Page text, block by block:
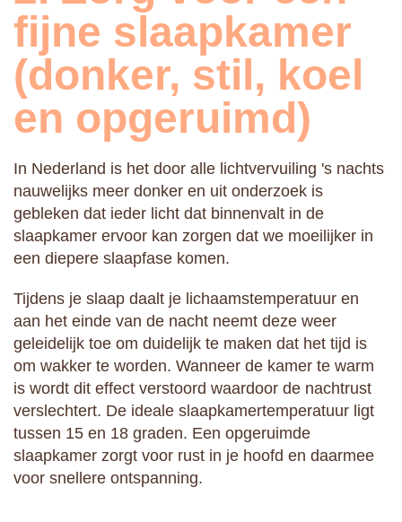
fijne slaapkamer
(donker, stil, koel
en opgeruimd)
In Nederland is het door alle lichtvervuiling 's nachts
nauwelijks meer donker en uit onderzoek is
gebleken dat ieder licht dat binnenvalt in de
slaapkamer ervoor kan zorgen dat we moeilijker in
een diepere slaapfase komen.
Tijdens je slaap daalt je lichaamstemperatuur en
aan het einde van de nacht neemt deze weer
geleidelijk toe om duidelijk te maken dat het tijd is
om wakker te worden. Wanneer de kamer te warm
is wordt dit effect verstoord waardoor de nachtrust
verslechtert. De ideale slaapkamertemperatuur ligt
tussen 15 en 18 graden. Een opgeruimde
slaapkamer zorgt voor rust in je hoofd en daarmee
voor snellere ontspanning.